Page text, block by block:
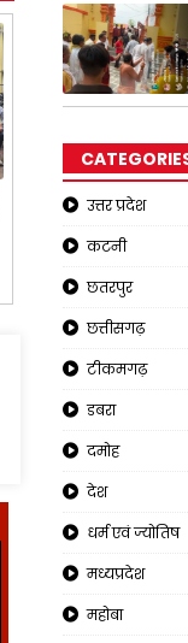
उत्तर प्रदेश
कटनी
छतरपुर
छत्तीसगढ़
टीकमगढ़
डबरा
दमोह
देश
धर्म एवं ज्योतिष
मध्यप्रदेश
महोबा